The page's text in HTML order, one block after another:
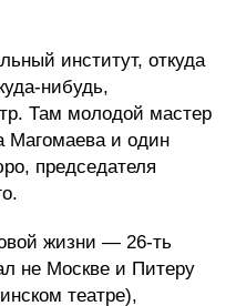
институт, откуда
нибудь,
Там молодой мастер
Магомаева и один
председателя
жизни — 26-ть
не Москве и Питеру
театре),